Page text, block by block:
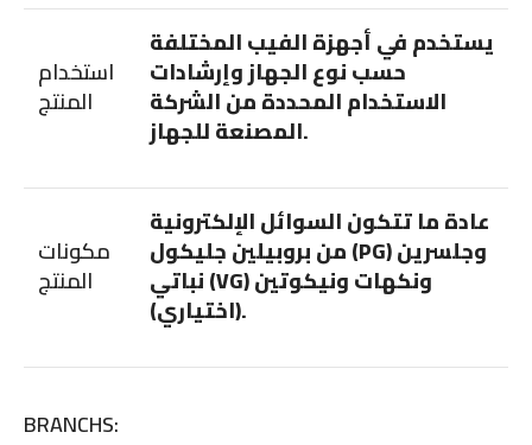
استخدام
المنتج
يستخدم في أجهزة الفيب المختلفة
حسب نوع الجهاز وإرشادات
الاستخدام المحددة من الشركة
المصنعة للجهاز.
مكونات
المنتج
عادة ما تتكون السوائل الإلكترونية
من بروبيلين جليكول (PG) وجلسرين
نباتي (VG) ونكهات ونيكوتين
(اختياري).
BRANCHS: